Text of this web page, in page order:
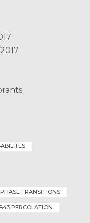
TRANSITIONS
PERCOLATION